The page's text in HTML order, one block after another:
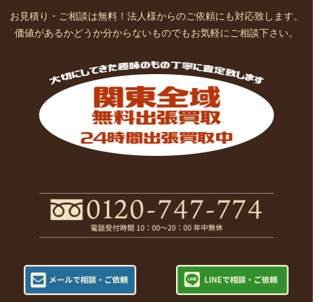
お見積り・ご相談は無料！法人様からのご依頼にも対応致します。
価値があるかどうか分からないものでもお気軽にご相談下さい。